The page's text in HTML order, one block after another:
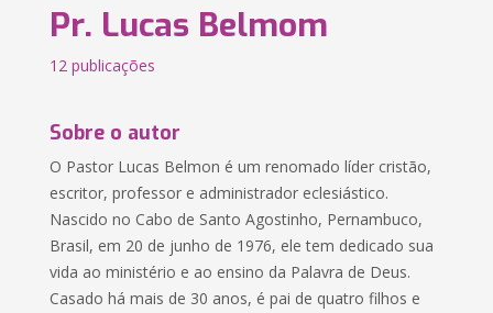
Pr. Lucas Belmom
12 publicações
Sobre o autor
O Pastor Lucas Belmon é um renomado líder cristão,
escritor, professor e administrador eclesiástico.
Nascido no Cabo de Santo Agostinho, Pernambuco,
Brasil, em 20 de junho de 1976, ele tem dedicado sua
vida ao ministério e ao ensino da Palavra de Deus.
Casado há mais de 30 anos, é pai de quatro filhos e